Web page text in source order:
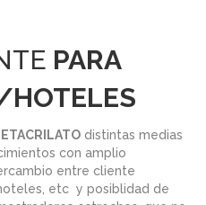
PARA
HOTELES
distintas medias
con amplio
entre cliente
etc y posiblidad de